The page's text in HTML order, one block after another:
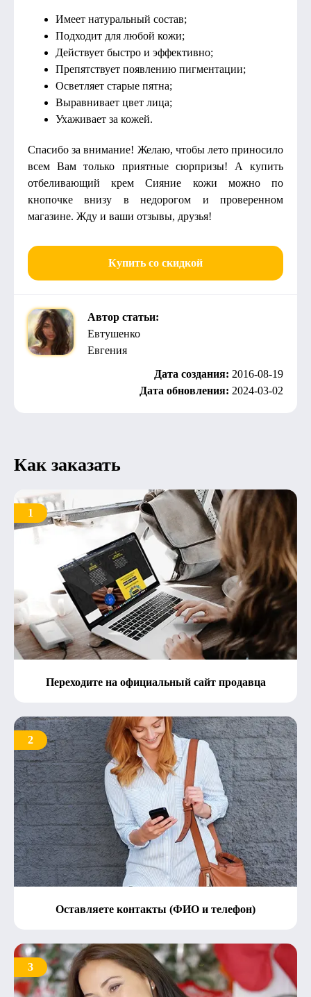
Имеет натуральный состав;
Подходит для любой кожи;
Действует быстро и эффективно;
Препятствует появлению пигментации;
Осветляет старые пятна;
Выравнивает цвет лица;
Ухаживает за кожей.
Спасибо за внимание! Желаю, чтобы лето приносило
всем Вам только приятные сюрпризы! А купить
отбеливающий крем Сияние кожи можно по
кнопочке внизу в недорогом и проверенном
магазине. Жду и ваши отзывы, друзья!
Купить со скидкой
Автор статьи:
Евтушенко
Евгения
Дата создания: 2016-08-19
Дата обновления: 2024-03-02
Как заказать
1
Переходите на официальный сайт продавца
2
Оставляете контакты (ФИО и телефон)
3